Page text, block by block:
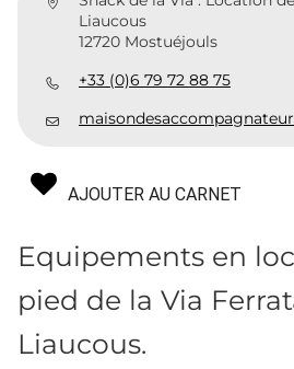
Liaucous
12720 Mostuéjouls
+33 (0)6 79 72 88 75
AJOUTER AU CARNET
Equipements en
pied de la Via
Liaucous.